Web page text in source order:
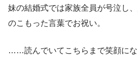
妹の結婚式では家族全員が号泣し
のこもった言葉でお祝い。
……読んでいてこちらまで笑顔にな